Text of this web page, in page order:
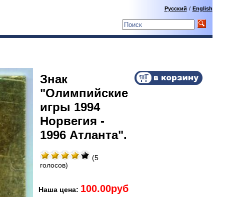
Русский / English
Знак
"Олимпийские
игры 1994
Норвегия -
1996 Атланта".
(5
голосов)
Наша цена: 100.00руб